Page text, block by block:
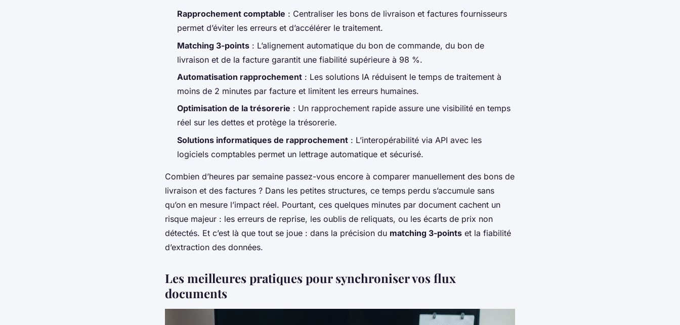
Rapprochement comptable : Centraliser les bons de livraison et factures fournisseurs
permet d’éviter les erreurs et d’accélérer le traitement.
Matching 3-points : L’alignement automatique du bon de commande, du bon de
livraison et de la facture garantit une fiabilité supérieure à 98 %.
Automatisation rapprochement : Les solutions IA réduisent le temps de traitement à
moins de 2 minutes par facture et limitent les erreurs humaines.
Optimisation de la trésorerie : Un rapprochement rapide assure une visibilité en temps
réel sur les dettes et protège la trésorerie.
Solutions informatiques de rapprochement : L’interopérabilité via API avec les
logiciels comptables permet un lettrage automatique et sécurisé.
Combien d’heures par semaine passez-vous encore à comparer manuellement des bons de
livraison et des factures ? Dans les petites structures, ce temps perdu s’accumule sans
qu’on en mesure l’impact réel. Pourtant, ces quelques minutes par document cachent un
risque majeur : les erreurs de reprise, les oublis de reliquats, ou les écarts de prix non
détectés. Et c’est là que tout se joue : dans la précision du matching 3-points et la fiabilité
d’extraction des données.
Les meilleures pratiques pour synchroniser vos flux
documents